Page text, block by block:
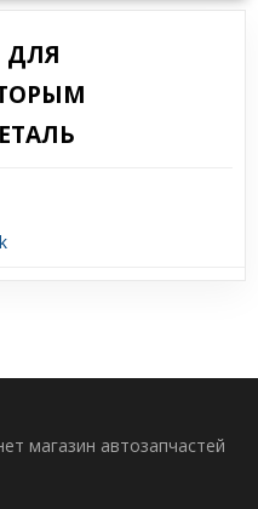
ДЛЯ
магазин автозапчастей